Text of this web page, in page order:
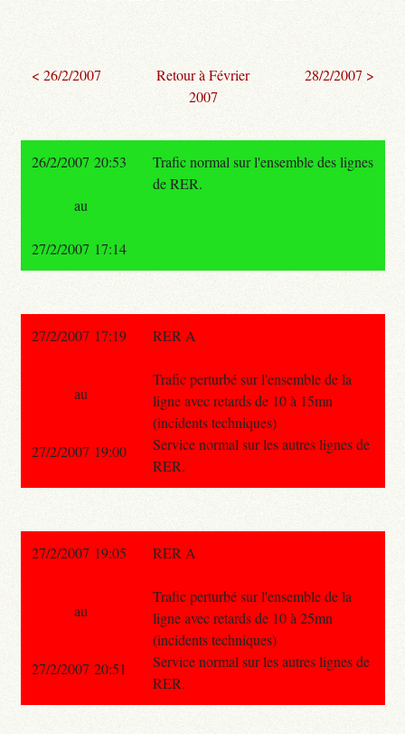
< 26/2/2007
Retour à Février
2007
28/2/2007 >
26/2/2007 20:53
Trafic normal sur l'ensemble des lignes
de RER.
au
27/2/2007 17:14
27/2/2007 17:19 RER A
Trafic perturbé sur l'ensemble de la
ligne avec retards de 10 à 15mn
(incidents techniques)
Service normal sur les autres lignes de
RER.
au
27/2/2007 19:00
27/2/2007 19:05 RER A
Trafic perturbé sur l'ensemble de la
ligne avec retards de 10 à 25mn
(incidents techniques)
Service normal sur les autres lignes de
RER.
au
27/2/2007 20:51